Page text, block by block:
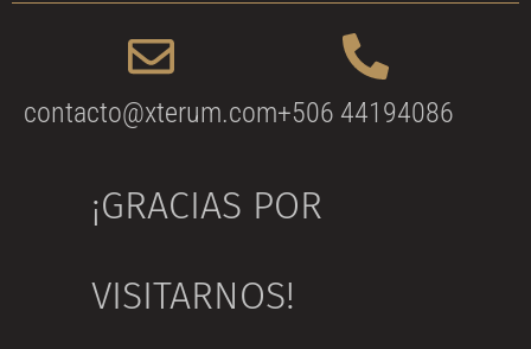
contacto@xterum.com+506 44194086
¡GRACIAS POR
VISITARNOS!